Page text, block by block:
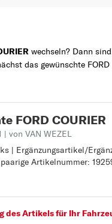
bis 02/1996
COURIER Kasten
wechseln? Dann
das gewünschte
FORD COURIER
| von VAN WEZEL
| Ergänzungsartikel/
Artikelnummer:
Ergänzende Info: ohne
des Artikels für Ihr